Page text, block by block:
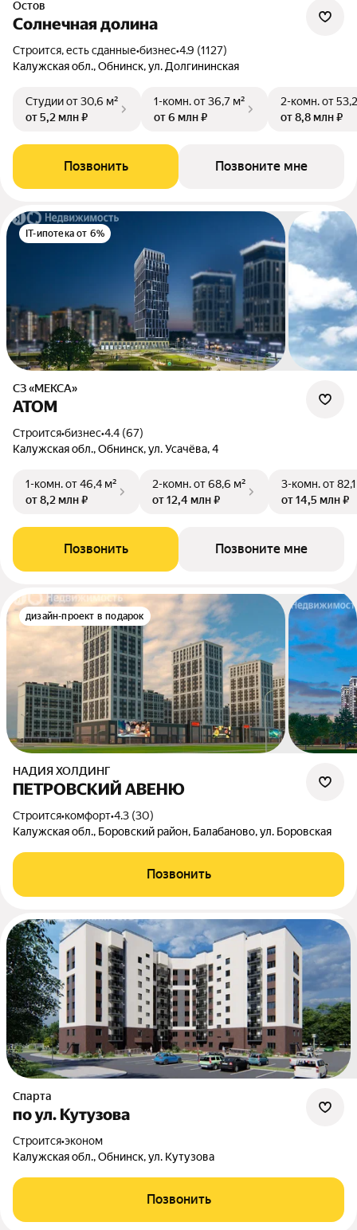
Остов
Солнечная долина
Строится, есть сданные•бизнес•4.9 (1127)
Калужская обл., Обнинск, ул. Долгининская
Студииот 30,6 м²
от 5,2 млн ₽
1-комн.от 36,7 м²
от 6 млн ₽
2-комн.от
от 8,8 млн ₽
Позвонить Позвоните мне
IT-ипотека от 6%
СЗ «МЕКСА»
АТОМ
Строится•бизнес•4.4 (67)
Калужская обл., Обнинск, ул. Усачёва, 4
1-комн.от 46,4 м²
от 8,2 млн ₽
2-комн.от 68,6 м²
от 12,4 млн ₽
3-комн.от
от 14,5 млн ₽
Позвонить Позвоните мне
дизайн-проект в подарок
НАДИЯ ХОЛДИНГ
ПЕТРОВСКИЙ АВЕНЮ
Строится•комфорт•4.3 (30)
Калужская обл., Боровский район, Балабаново, ул. Боровская
Позвонить
Спарта
по ул. Кутузова
Строится•эконом
Калужская обл., Обнинск, ул. Кутузова
Позвонить